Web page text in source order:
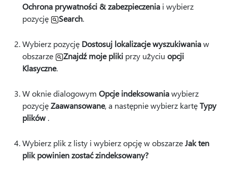
Ochrona prywatności & zabezpieczenia i wybierz
pozycję
Search.
Wybierz pozycję Dostosuj lokalizacje wyszukiwaniaw
obszarze
Znajdź moje pliki przy użyciu opcji
Klasyczne.
W oknie dialogowym Opcje indeksowaniawybierz
pozycjęZaawansowane, a następnie wybierz kartęTypy
plików .
Wybierz plik z listy i wybierz opcję w obszarzeJak ten
plik powinien zostać zindeksowany?